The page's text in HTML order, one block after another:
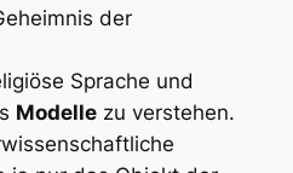
der
Sprache und
Modellezu verstehen.